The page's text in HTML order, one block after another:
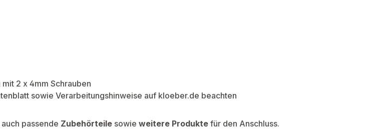
2 x 4mm Schrauben
sowie Verarbeitungshinweise auf kloeber.de beachten
passende Zubehörteile sowie weitere Produkte für den Anschluss.